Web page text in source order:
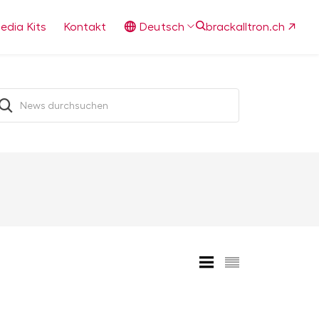
Kits Kontakt Deutsch brackalltron.ch